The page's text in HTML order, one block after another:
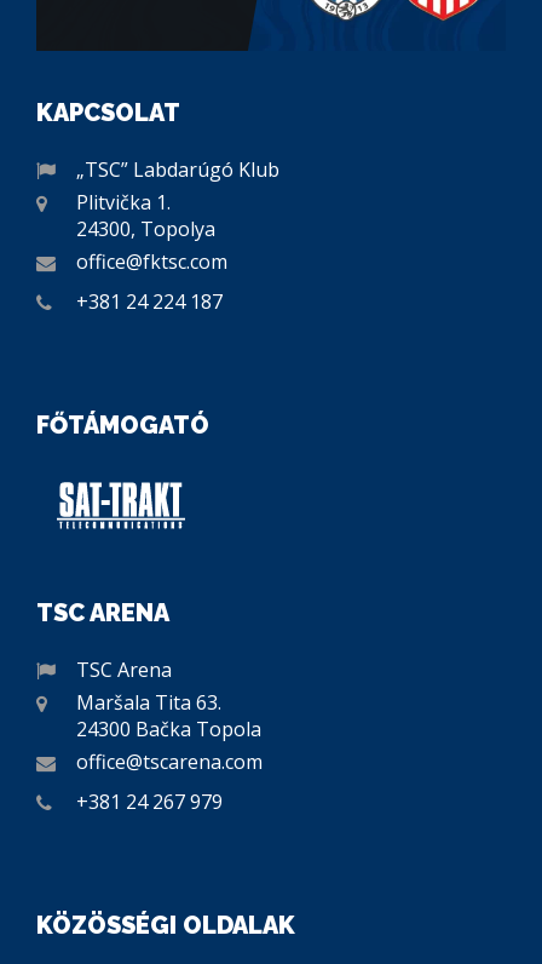
KAPCSOLAT
„TSC” Labdarúgó Klub
Plitvička 1.
24300, Topolya
office@fktsc.com
+381 24 224 187
FŐTÁMOGATÓ
TSC ARENA
TSC Arena
Maršala Tita 63.
24300 Bačka Topola
office@tscarena.com
+381 24 267 979
KÖZÖSSÉGI OLDALAK